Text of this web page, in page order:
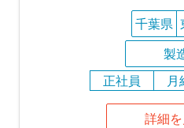
千葉県
製
正社員
月
詳細